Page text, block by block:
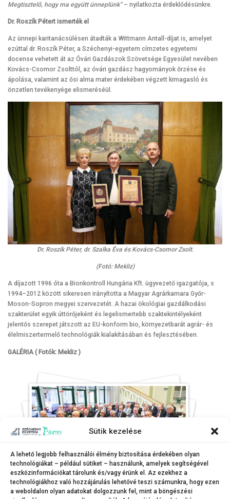
Sütik kezelése
A lehető legjobb felhasználói élmény biztosítása érdekében olyan
technológiákat – például sütiket – használunk, amelyek segítségével
eszközinformációkat tárolunk és/vagy érünk el. Az ezekhez a
technológiákhoz való hozzájárulás lehetővé teszi számunkra, hogy ezen
a weboldalon olyan adatokat dolgozzunk fel, mint a böngészési
Megtisztelő, hogy ma együtt ünneplünk”– nyilatkozta érdeklődésünkre.
Dr. Roszík Pétert ismerték el
Az ünnepi karitanácsülésen átadták a Wittmann Antall-díjat is, amelyet
ezúttal dr. Roszík Péter, a Széchenyi-egyetem címzetes egyetemi
docense vehetett át az Óvári Gazdászok Szövetsége Egyesület nevében
Kovács-Csomor Zsolttól, az óvári gazdász hagyományok őrzése és
ápolása, valamint az ősi alma mater érdekében végzett kimagasló és
önzetlen tevékenyége elismeréséül.
Dr. Roszík Péter, dr. Szalka Éva és Kovács-Csomor Zsolt.
(Fotó: Mekliz)
A díjazott 1996 óta a Bionkontroll Hungária Kft. ügyvezető igazgatója, s
1994–2012 között sikeresen irányította a Magyar Agrárkamara Győr-
Moson-Sopron megyei szervezetét. A hazai ökológiai gazdálkodási
szakterület egyik úttörőjeként és legelismertebb szaktekintélyeként
jelentős szerepet játszott az EU-konform bio, környezetbarát agrár- és
élelmiszertermelő technológiák kialakításában és fejlesztésében.
GALÉRIA ( Fotók: Mekliz )